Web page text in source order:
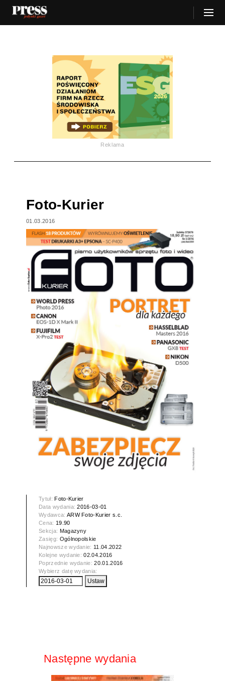
Reklama
Foto-Kurier
01.03.2016
Tytuł:Foto-Kurier
Data wydania:2016-03-01
Wydawca: ARW Foto-Kurier s.c.
Cena: 19.90
Sekcja: Magazyny
Zasięg: Ogólnopolskie
Najnowsze wydanie: 11.04.2022
Kolejne wydanie:02.04.2016
Poprzednie wydanie:20.01.2016
Wybierz datę wydania:
Następne wydania